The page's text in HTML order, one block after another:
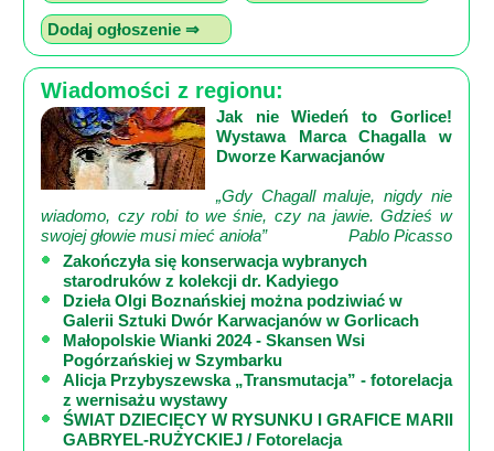
Dodaj ogłoszenie ⇒
Wiadomości z regionu:
Jak nie Wiedeń to Gorlice!
Wystawa Marca Chagalla w
Dworze Karwacjanów
„Gdy Chagall maluje, nigdy nie
wiadomo, czy robi to we śnie, czy na jawie. Gdzieś w
swojej głowie musi mieć anioła”
Pablo Picasso
Zakończyła się konserwacja wybranych
starodruków z kolekcji dr. Kadyiego
Dzieła Olgi Boznańskiej można podziwiać w
Galerii Sztuki Dwór Karwacjanów w Gorlicach
Małopolskie Wianki 2024 - Skansen Wsi
Pogórzańskiej w Szymbarku
Alicja Przybyszewska „Transmutacja” - fotorelacja
z wernisażu wystawy
ŚWIAT DZIECIĘCY W RYSUNKU I GRAFICE MARII
GABRYEL-RUŻYCKIEJ / Fotorelacja